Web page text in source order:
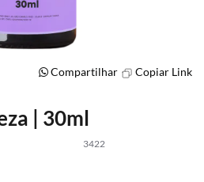
| 30ml
3422
Compartilhar Copiar Link